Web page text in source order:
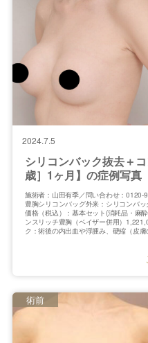
2024.7.5
シリコンバック抜去＋
歳］1ヶ月】の症例写真
施術者：山田有季／問い合わせ：0120-
豊胸シリコンバッグ外来：シリコンバ
価格（税込）：基本セット(消耗品・麻
ンスリッチ豊胸（ベイザー併用）
ク：術後の内出血や浮腫み、硬縮（皮
術前